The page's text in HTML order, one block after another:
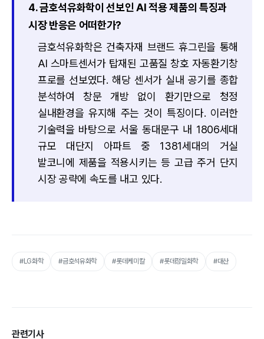
4. 금호석유화학이 선보인 AI 적용 제품의 특징과
시장 반응은 어떠한가?
금호석유화학은 건축자재 브랜드 휴그린을 통해
AI 스마트센서가 탑재된 고품질 창호 자동환기창
프로를 선보였다. 해당 센서가 실내 공기를 종합
분석하여 창문 개방 없이 환기만으로 청정
실내환경을 유지해 주는 것이 특징이다. 이러한
기술력을 바탕으로 서울 동대문구 내 1806세대
규모 대단지 아파트 중 1381세대의 거실
발코니에 제품을 적용시키는 등 고급 주거 단지
시장 공략에 속도를 내고 있다.
#LG화학 #금호석유화학 #롯데케미칼 #롯데정밀화학 #대산
관련기사